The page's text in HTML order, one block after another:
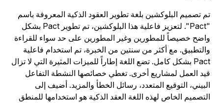
تصميم البلوكشين بلغة تطوير العقود الذكية المعروفة باسم
"Pact". لتعزيز فاعلية هذا البلوكشين، تم تطوير Pact بشكل
خصيصاً للمطورين وغير المطورين على حد سواء للقراءة
مع أكثر من سنتين من الخبرة، تم استخدام فاعلية
Pact بشكل كامل. تضع اللغة إطاراً للميزات المثيرة التي لا تزال
العمل لمشاريع أخرى. تغطي خصائصها النشطة التفاعل
التوقيع المتعدد، رسائل الخطأ والمزيد. أضيف إلى
الخاص لهذه اللغة العقد الذكية هو استخدامها للمنطق